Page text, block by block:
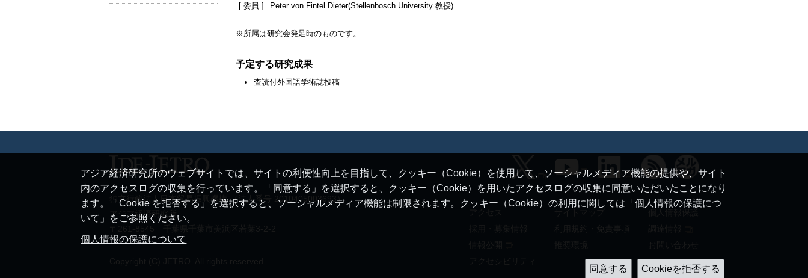
[ 委員 ] Peter von Fintel Dieter(Stellenbosch University 教授)
※所属は研究会発足時のものです。
予定する研究成果
査読付外国語学術誌投稿
独立行政法人日本貿易振興機構 （法人番号 2010405003693）
アジア経済研究所
アジア経済研究所のウェブサイトでは、サイトの利便性向上を目指して、クッキー（Cookie）を使用して、ソーシャルメディア機能の提供や、サイト
内のアクセスログの収集を行っています。「同意する」を選択すると、クッキー（Cookie）を用いたアクセスログの収集に同意いただいたことになり
ます。「Cookie を拒否する」を選択すると、ソーシャルメディア機能は制限されます。クッキー（Cookie）の利用に関しては「個人情報の保護につ
いて」をご参照ください。
個人情報の保護について